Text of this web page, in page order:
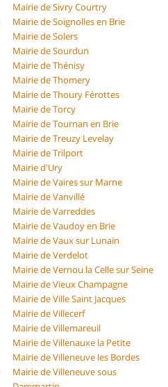
Mairie de Sivry Courtry
Mairie de Soignolles en Brie
Mairie de Solers
Mairie de Sourdun
Mairie de Thénisy
Mairie de Thomery
Mairie de Thoury Férottes
Mairie de Torcy
Mairie de Tournan en Brie
Mairie de Treuzy Levelay
Mairie de Trilport
Mairie d'Ury
Mairie de Vaires sur Marne
Mairie de Vanvillé
Mairie de Varreddes
Mairie de Vaudoy en Brie
Mairie de Vaux sur Lunain
Mairie de Verdelot
Mairie de Vernou la Celle sur Seine
Mairie de Vieux Champagne
Mairie de Ville Saint Jacques
Mairie de Villecerf
Mairie de Villemareuil
Mairie de Villenauxe la Petite
Mairie de Villeneuve les Bordes
Mairie de Villeneuve sous